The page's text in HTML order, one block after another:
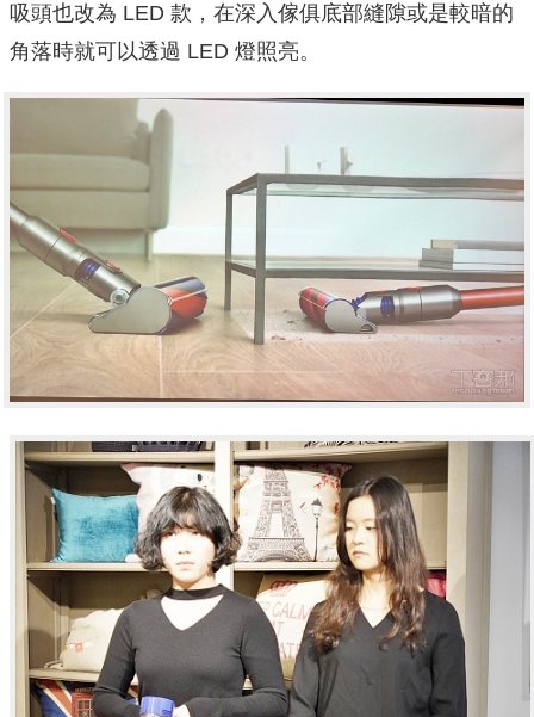
吸頭也改為 LED 款，在深入傢俱底部縫隙或是較暗的
角落時就可以透過 LED 燈照亮。